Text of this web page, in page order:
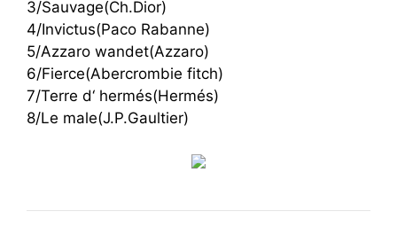
3/Sauvage(Ch.Dior)
4/Invictus(Paco Rabanne)
5/Azzaro wandet(Azzaro)
6/Fierce(Abercrombie fitch)
7/Terre d‘ hermés(Hermés)
8/Le male(J.P.Gaultier)